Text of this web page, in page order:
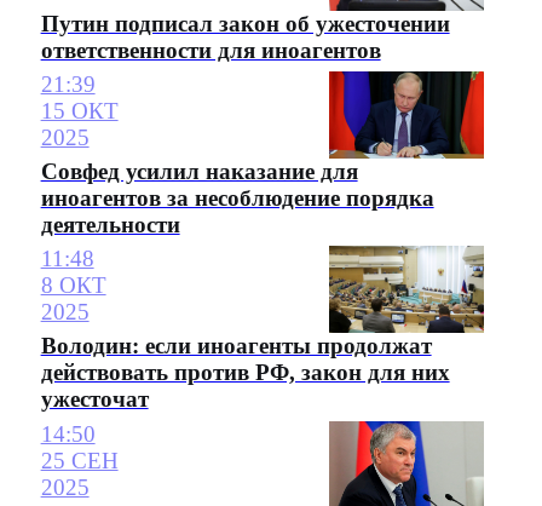
Путин подписал закон об ужесточении
ответственности для иноагентов
21:39
15 ОКТ
2025
Совфед усилил наказание для
иноагентов за несоблюдение порядка
деятельности
11:48
8 ОКТ
2025
Володин: если иноагенты продолжат
действовать против РФ, закон для них
ужесточат
14:50
25 СЕН
2025